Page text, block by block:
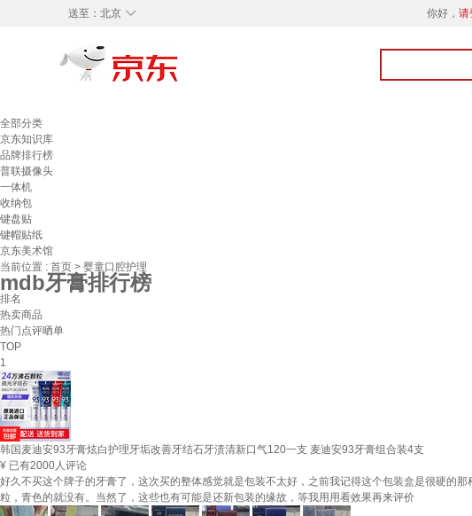
◇
送至： 北京 你好， 请
全部分类
京东知识库
品牌排行榜
普联摄像头
一体机
收纳包
键盘贴
键帽贴纸
京东美术馆
当前位置 : 首页 > 婴童口腔护理
mdb牙膏排行榜
排名
热卖商品
热门点评晒单
TOP
1
韩国麦迪安93牙膏炫白护理牙垢改善牙结石牙渍清新口气120一支 麦迪安93牙膏组合装4支
¥ 已有2000人评论
好久不买这个牌子的牙膏了，这次买的整体感觉就是包装不太好，之前我记得这个包装盒是很硬的
粒，青色的就没有。当然了，这些也有可能是还新包装的缘故，等我用用看效果再来评价